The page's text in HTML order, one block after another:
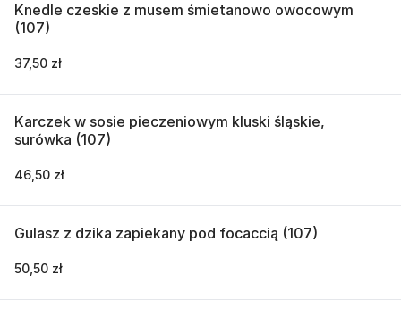
Knedle czeskie z musem śmietanowo owocowym
(107)
37,50 zł
Karczek w sosie pieczeniowym kluski śląskie,
surówka (107)
46,50 zł
Gulasz z dzika zapiekany pod focaccią (107)
50,50 zł